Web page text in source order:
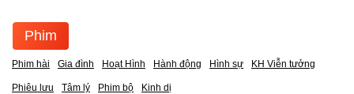
Phim
Phim hài Gia đình Hoạt Hình Hành động Hình sự KH Viễn tưởng
Phiêu lưu Tâm lý Phim bộ Kinh dị